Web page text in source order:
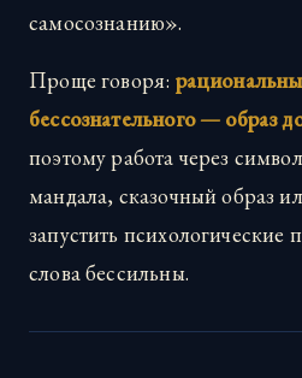
самосознанию».
Проще говоря:
бессознательного — образ
поэтому работа через
мандала, сказочный образ
запустить психологические
слова бессильны.